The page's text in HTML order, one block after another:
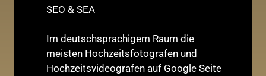
SEO & SEA
Im deutschsprachigem Raum die
meisten Hochzeitsfotografen und
Hochzeitsvideografen auf Google Seite